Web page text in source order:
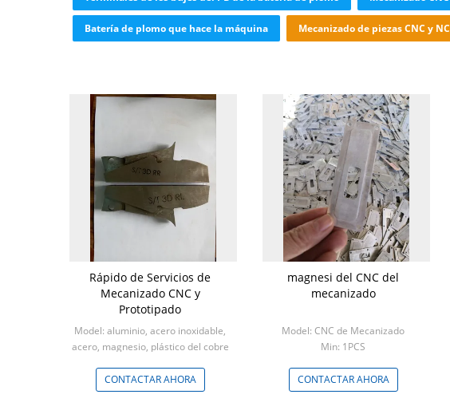
Batería de plomo que hace la máquina Mecanizado de piezas CNC y NC
Rápido de Servicios de
Mecanizado CNC y
Prototipado
Model: aluminio, acero inoxidable,
acero, magnesio, plástico del cobre
Min: 1set
CONTACTAR AHORA
magnesi del CNC del
mecanizado
Model: CNC de Mecanizado
Min: 1PCS
CONTACTAR AHORA